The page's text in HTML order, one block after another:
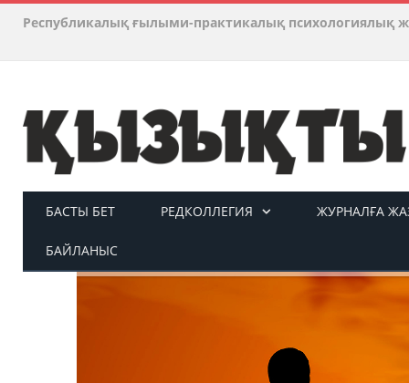
Республикалық ғылыми-практикалық психологиялық
БАСТЫ БЕТ РЕДКОЛЛЕГИЯ ЖУРНАЛҒА
БАЙЛАНЫС